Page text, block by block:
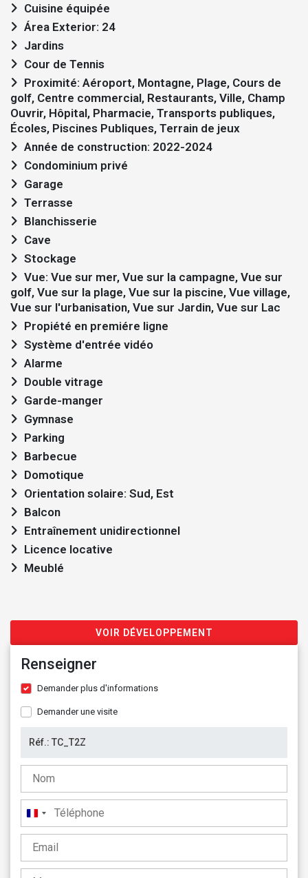
Cuisine équipée
Área Exterior: 24
Jardins
Cour de Tennis
golf, Centre commercial, Restaurants, Ville, Champ
Ouvrir, Hôpital, Pharmacie, Transports publiques,
Écoles, Piscines Publiques, Terrain de jeux
Année de construction: 2022-2024
Condominium privé
Garage
Terrasse
Blanchisserie
Cave
Stockage
golf, Vue sur la plage, Vue sur la piscine, Vue village,
Vue sur l'urbanisation, Vue sur Jardin, Vue sur Lac
Propiété en premiére ligne
Système d'entrée vidéo
Alarme
Double vitrage
Garde-manger
Gymnase
Parking
Barbecue
Domotique
Orientation solaire: Sud, Est
Balcon
Entraînement unidirectionnel
Licence locative
Meublé
VOIR DÉVELOPPEMENT
Renseigner
Demander plus d'informations
Demander une visite
France
+33